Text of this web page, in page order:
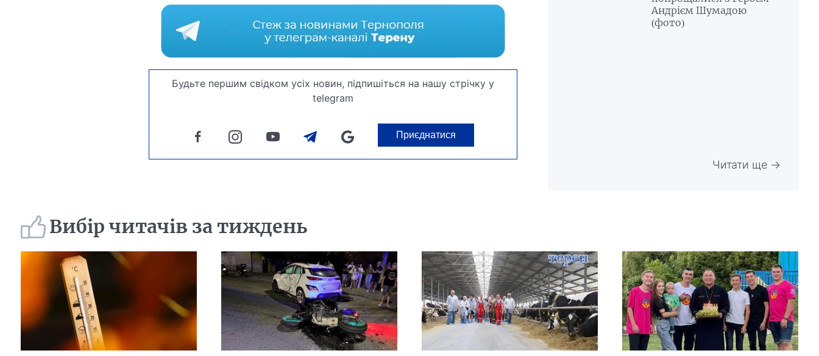
Будьте першим свідком усіх новин, підпишіться на нашу стрічку у
telegram
Приєднатися
Андрієм Шумадою
(фото)
Читати ще →
Вибір читачів за тиждень